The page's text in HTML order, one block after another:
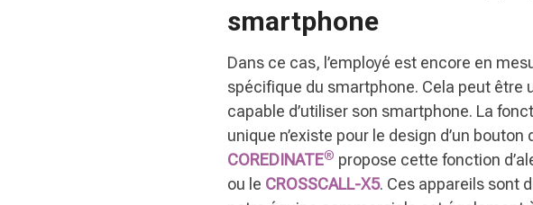
smartphone
Dans ce cas, l’employé est encore en
spécifique du smartphone. Cela peut être
capable d’utiliser son smartphone. La
unique n’existe pour le design d’un
COREDINATE® propose cette fonction
ou le CROSSCALL-X5. Ces appareils sont